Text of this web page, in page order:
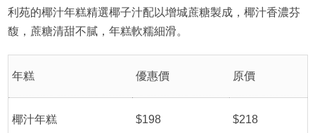
利苑的椰汁年糕精選椰子汁配以增城蔗糖製成，椰汁香濃芬
馥，蔗糖清甜不膩，年糕軟糯細滑。
年糕 優惠價 原價
椰汁年糕 $198 $218